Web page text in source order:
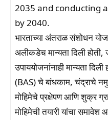
2035 and conducting
by 2040.
भारताच्या अंतराळ संशोधन
अलीकडेच मान्यता दिली होती,
उपाययोजनांनाही मान्यता
(BAS) चे बांधकाम, चंद्राचे
मोहिमेचे प्रक्षेपण आणि शुक्र
मोहिमेची तयारी यांचा समावेश